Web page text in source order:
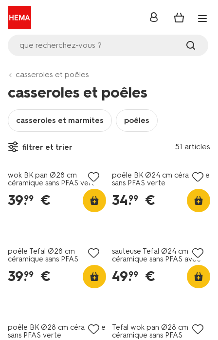
que recherchez-vous ?
se
casseroles et poêles
casseroles et poêles
casseroles et marmites poêles
filtrer et trier 51 articles
wok BK pan Ø28 cm
céramique sans PFAS vert
39.
99 €
poêle BK Ø24 cm céramique
sans PFAS verte
34.
99 €
poêle Tefal Ø28 cm
céramique sans PFAS
39.
99 €
sauteuse Tefal Ø24 cm
céramique sans PFAS avec
49.
99 €
poêle BK Ø28 cm céramique
sans PFAS verte
Tefal wok pan Ø28 cm
céramique sans PFAS